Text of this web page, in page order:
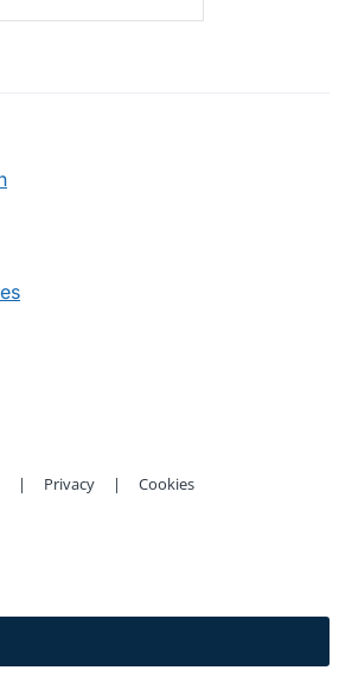
| Privacy | Cookies